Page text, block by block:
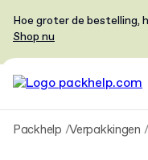
Hoe groter de bestelling,
Shop nu
Packhelp Verpakkingen